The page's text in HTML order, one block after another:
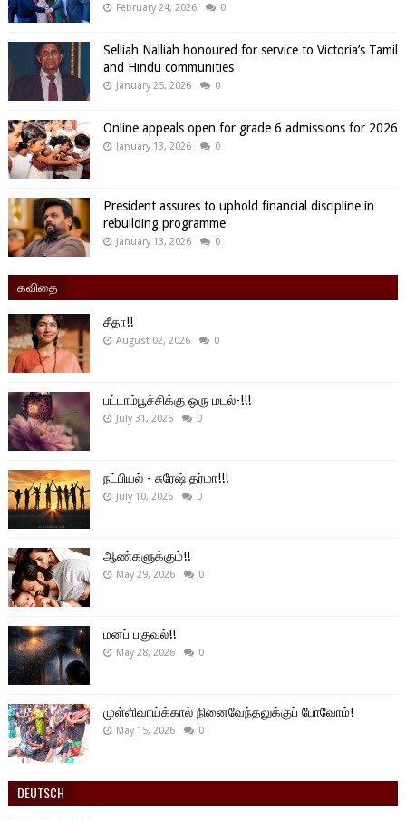
February 24, 2026 0
Selliah Nalliah honoured for service to Victoria’s Tamil
and Hindu communities
January 25, 2026 0
Online appeals open for grade 6 admissions for 2026
January 13, 2026 0
President assures to uphold financial discipline in
rebuilding programme
January 13, 2026 0
கவிதை
சீதா!!
August 02, 2026 0
பட்டாம்பூச்சிக்கு ஒரு மடல்-!!!
July 31, 2026 0
நட்பியல் - சுரேஷ் தர்மா!!!
July 10, 2026 0
ஆண்களுக்கும்!!
May 29, 2026 0
மனப் பகுவல்!!
May 28, 2026 0
முள்ளிவாய்க்கால் நினைவேந்தலுக்குப் போவோம்!
May 15, 2026 0
DEUTSCH